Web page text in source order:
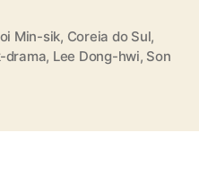
Min-sik, Coreia do Sul,
drama, Lee Dong-hwi, Son